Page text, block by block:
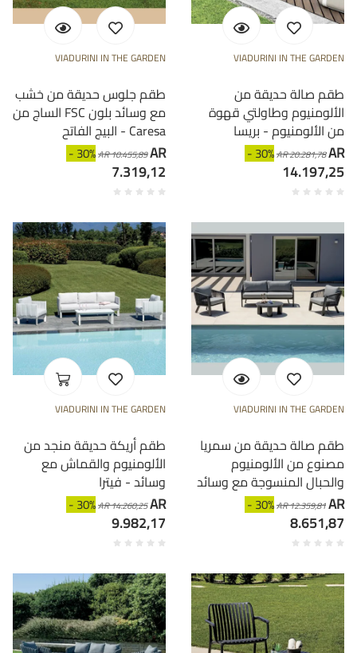
VIADURINI IN THE GARDEN
طقم جلوس حديقة من خشب
الساج من FSC مع وسائد بلون
البيج الفاتح - Caresa
- 30%AR 10.455,89AR
7.319,12
VIADURINI IN THE GARDEN
طقم صالة حديقة من
الألومنيوم وطاولتي قهوة
من الألومنيوم - بريسا
- 30%AR 20.281,78AR
14.197,25
VIADURINI IN THE GARDEN
طقم أريكة حديقة منجد من
الألومنيوم والقماش مع
وسائد - فيترا
- 30%AR 14.260,25AR
9.982,17
VIADURINI IN THE GARDEN
طقم صالة حديقة من سمريا
مصنوع من الألومنيوم
والحبال المنسوجة مع وسائد
- 30%AR 12.359,81AR
8.651,87